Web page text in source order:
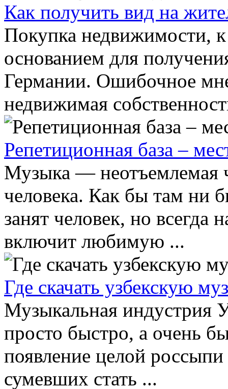
Как получить вид на
Покупка недвижимости,
основанием для
Германии. Ошибочное
недвижимая
Репетиционная база –
Музыка — неотъемлемая
человека. Как бы там ни
занят человек, но всегда
включит любимую ...
Где скачать узбекскую
Музыкальная индустрия
просто быстро, а очень
появление целой
сумевших стать ...